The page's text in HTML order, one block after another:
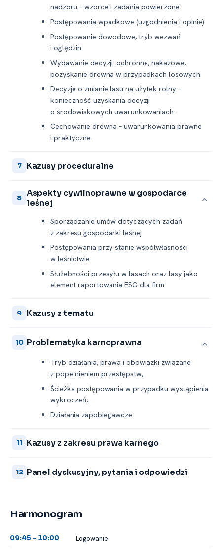
nadzoru – wzorce i zadania powierzone.
Postępowania wpadkowe (uzgodnienia i opinie).
Postępowanie dowodowe, tryb wezwań
i oględzin.
Wydawanie decyzji: ochronne, nakazowe,
pozyskanie drewna w przypadkach losowych.
Decyzje o zmianie lasu na użytek rolny –
konieczność uzyskania decyzji
o środowiskowych uwarunkowaniach.
Cechowanie drewna – uwarunkowania prawne
i praktyczne.
7 Kazusy proceduralne
8 Aspekty cywilnoprawne w gospodarce
leśnej
Sporządzanie umów dotyczących zadań
z zakresu gospodarki leśnej
Postępowania przy stanie współwłasności
w leśnictwie
Służebności przesyłu w lasach oraz lasy jako
element raportowania ESG dla firm.
9 Kazusy z tematu
10 Problematyka karnoprawna
Tryb działania, prawa i obowiązki związane
z popełnieniem przestępstw,
Ścieżka postępowania w przypadku wystąpienia
wykroczeń,
Działania zapobiegawcze
11 Kazusy z zakresu prawa karnego
12 Panel dyskusyjny, pytania i odpowiedzi
Harmonogram
09:45 -⁠ 10:00 Logowanie